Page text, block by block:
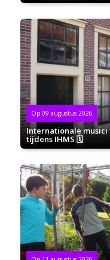
Op 09 augustus 2026
Internationale musici
tijdens IHMS 🗓